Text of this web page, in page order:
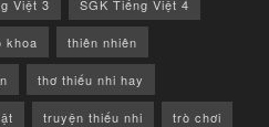
Việt 3 SGK Tiếng Việt 4
khoa thiên nhiên
thơ thiếu nhi hay
truyện thiếu nhi trò chơi